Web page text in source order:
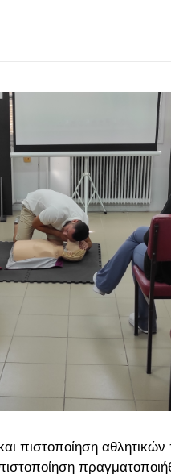
πιστοποίηση